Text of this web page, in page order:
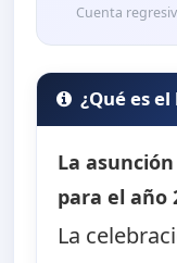
Cuenta
¿Qué es
La
para el año
La